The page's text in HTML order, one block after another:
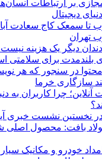
بر ارتباطات
دیجیتال
تا سمعک کاج سعادت
تهران
دیگر یک هزینه
بلندمدت برای سلامتی
سازگاری خرما
آنلاین؛ چرا کاربران به
در نخستین نشست خبری
فولاد بافت: محصول
خودرو و مکانیک